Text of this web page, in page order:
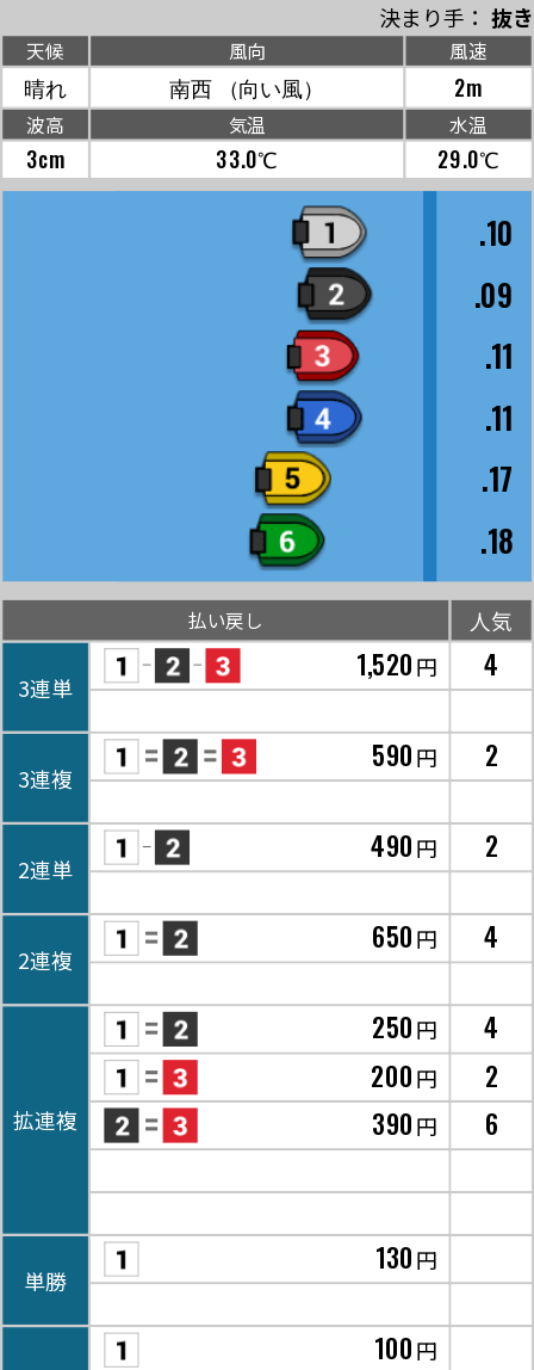
決まり手：抜き
天候 風向 風速
晴れ 南西 （向い風） 2m
波高 気温 水温
3cm 33.0℃ 29.0℃
.10
.09
.11
.11
.17
.18
払い戻し 人気
3連単
1,520円 4
3連複
590円 2
2連単
490円 2
2連複
650円 4
拡連複
250円
4
200円
2
390円 6
単勝
130円
100円